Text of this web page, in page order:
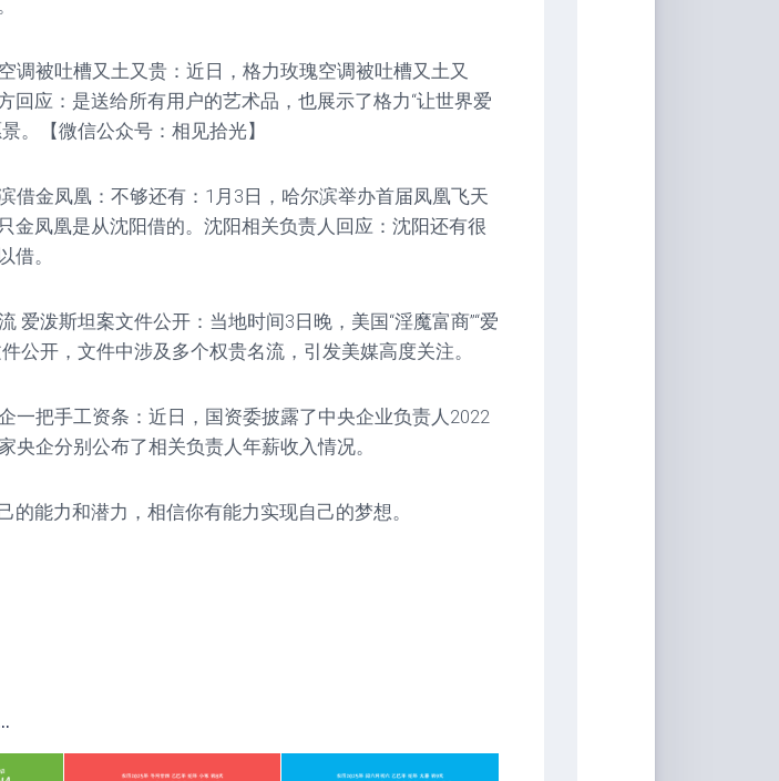
调被吐槽又土又贵：近日，格力玫瑰空调被吐槽又土又
回应：是送给所有用户的艺术品，也展示了格力“让世界爱
。【微信公众号：相见拾光】
借金凤凰：不够还有：1月3日，哈尔滨举办首届凤凰飞天
金凤凰是从沈阳借的。沈阳相关负责人回应：沈阳还有很
借。
爱泼斯坦案文件公开：当地时间3日晚，美国“淫魔富商”“爱
公开，文件中涉及多个权贵名流，引发美媒高度关注。
一把手工资条：近日，国资委披露了中央企业负责人2022
央企分别公布了相关负责人年薪收入情况。
的能力和潜力，相信你有能力实现自己的梦想。